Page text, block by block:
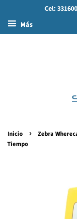
Cel:
Más
Inicio ›
Zebra
Tiempo